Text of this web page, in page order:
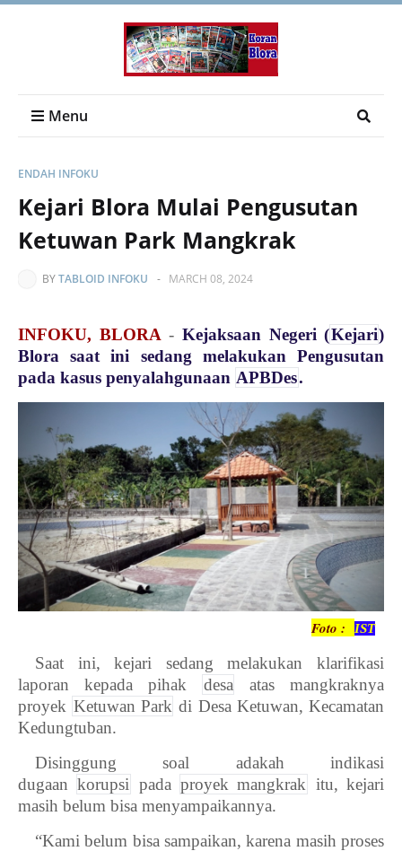
Menu
ENDAH INFOKU
Kejari Blora Mulai Pengusutan
Ketuwan Park Mangkrak
BYTABLOID INFOKU - MARCH 08, 2024
INFOKU, BLORA -Kejaksaan Negeri (Kejari)
Blora saat ini sedang melakukan Pengusutan
pada kasus penyalahgunaan APBDes.
Foto : IST
Saat ini, kejari sedang melakukan klarifikasi
laporan kepada pihak desa atas mangkraknya
proyek Ketuwan Park di Desa Ketuwan, Kecamatan
Kedungtuban.
Disinggung soal adakah indikasi
dugaan korupsi pada proyek mangkrak itu, kejari
masih belum bisa menyampaikannya.
“Kami belum bisa sampaikan, karena masih proses